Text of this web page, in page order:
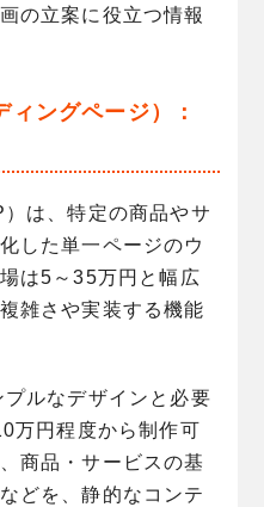
の立案に役立つ情報
ングページ）：
は、特定の商品やサ
した単一ページのウ
は5～35万円と幅広
雑さや実装する機能
ルなデザインと必要
万円程度から制作可
商品・サービスの基
どを、静的なコンテ